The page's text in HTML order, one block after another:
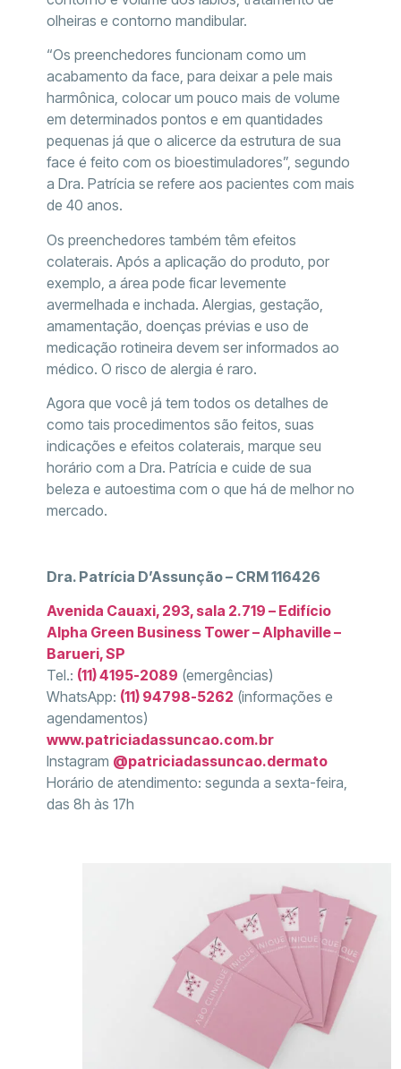
olheiras e contorno mandibular.
“Os preenchedores funcionam como um
acabamento da face, para deixar a pele mais
harmônica, colocar um pouco mais de volume
em determinados pontos e em quantidades
pequenas já que o alicerce da estrutura de sua
face é feito com os bioestimuladores”, segundo
a Dra. Patrícia se refere aos pacientes com mais
de 40 anos.
Os preenchedores também têm efeitos
colaterais. Após a aplicação do produto, por
exemplo, a área pode ficar levemente
avermelhada e inchada. Alergias, gestação,
amamentação, doenças prévias e uso de
medicação rotineira devem ser informados ao
médico. O risco de alergia é raro.
Agora que você já tem todos os detalhes de
como tais procedimentos são feitos, suas
indicações e efeitos colaterais, marque seu
horário com a Dra. Patrícia e cuide de sua
beleza e autoestima com o que há de melhor no
mercado.
Dra. Patrícia D’Assunção – CRM 116426
Avenida Cauaxi, 293, sala 2.719 – Edifício
Alpha Green Business Tower – Alphaville –
Barueri, SP
Tel.: (11) 4195-2089 (emergências)
WhatsApp: (11) 94798-5262 (informações e
agendamentos)
www.patriciadassuncao.com.br
Instagram @patriciadassuncao.dermato
Horário de atendimento: segunda a sexta-feira,
das 8h às 17h